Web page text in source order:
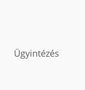
Ügyintézés